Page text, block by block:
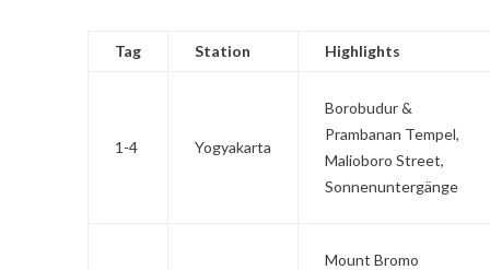
Tag Station Highlights
1-4 Yogyakarta
Borobudur &
Prambanan Tempel,
Malioboro Street,
Sonnenuntergänge
Mount Bromo